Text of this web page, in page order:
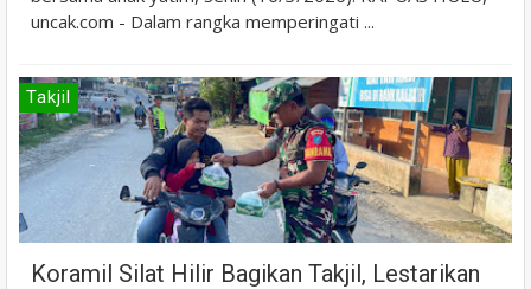
uncak.com - Dalam rangka memperingati ...
Takjil
Koramil Silat Hilir Bagikan Takjil, Lestarikan